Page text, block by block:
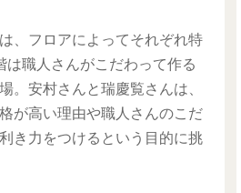
、フロアによってそれぞれ特
は職人さんがこだわって作る
。安村さんと瑞慶覧さんは、
が高い理由や職人さんのこだ
き力をつけるという目的に挑